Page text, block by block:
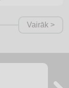
Vairāk >